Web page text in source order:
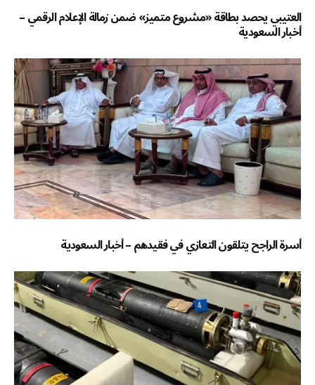
العتيبي يحصد بطاقة «مشروع متميز» ضمن زمالة الإعلام الرقمي –
أخبار السعودية
أسرة الراجح يتلقون التعازي في فقيدهم – أخبار السعودية